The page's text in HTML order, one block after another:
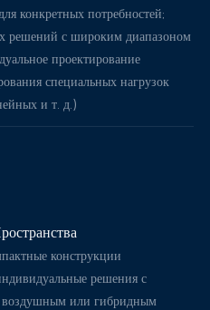
конкретных потребностей;
решений с широким диапазоном
проектирование
специальных нагрузок
и т. д.)
конструкции
решения с
воздушным или гибридным